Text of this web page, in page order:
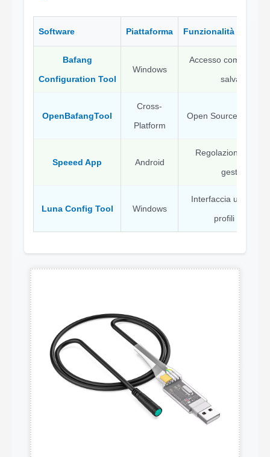
Software Piattaforma Funzionalità
Bafang
Configuration Tool
Windows
Accesso completo
salvataggio
OpenBafangTool
Cross-
Platform
Open Source,
Speeed App Android
Regolazione in
gestione
Luna Config Tool Windows
Interfaccia utente
profili